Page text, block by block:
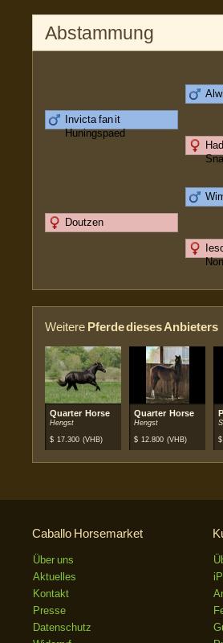
Abstammung
Invicta fan it
Huningspaed
Doutzen
Weitere Pferde dieses Anbieters
Quarter Horse
Hengst
$ 17.300 (VHB)
Quarter Horse
Hengst
$ 12.800 (VHB) $
Caballo Horsemarket
Über uns
Aktuelles
Kontakt
Presse
Datenschutz